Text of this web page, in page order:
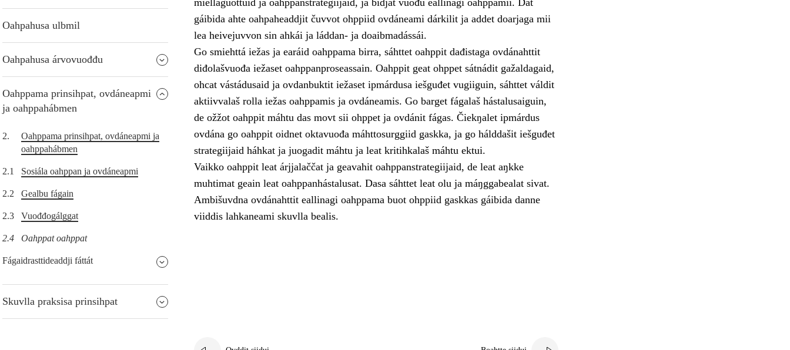
Oahpahusa ulbmil
Oahpahusa árvovuođđu
Oahppama prinsihpat, ovdáneapmi
ja oahppahábmen
2.
Oahppama prinsihpat, ovdáneapmi ja
oahppahábmen
2.1 Sosiála oahppan ja ovdáneapmi
2.2 Gealbu fágain
2.3 Vuođđogálggat
2.4 Oahppat oahppat
Fágaidrasttideaddji fáttát
Skuvlla praksisa prinsihpat
miellaguottuid ja oahppanstrategiijaid, ja bidjat vuođu eallinagi oahppamii. Dat
gáibida ahte oahpaheaddjit čuvvot ohppiid ovdáneami dárkilit ja addet doarjaga mii
lea heivejuvvon sin ahkái ja láddan- ja doaibmadássái.
Go smiehttá iežas ja earáid oahppama birra, sáhttet oahppit dađistaga ovdánahttit
diđolašvuođa iežaset oahppanproseassain. Oahppit geat ohppet sátnádit gažaldagaid,
ohcat vástádusaid ja ovdanbuktit iežaset ipmárdusa iešguđet vugiiguin, sáhttet váldit
aktiivvalaš rolla iežas oahppamis ja ovdáneamis. Go barget fágalaš hástalusaiguin,
de ožžot oahppit máhtu das movt sii ohppet ja ovdánit fágas. Čiekŋalet ipmárdus
ovdána go oahppit oidnet oktavuođa máhttosurggiid gaskka, ja go hálddašit iešguđet
strategiijaid háhkat ja juogadit máhtu ja leat kritihkalaš máhtu ektui.
Vaikko oahppit leat árjjalaččat ja geavahit oahppanstrategiijaid, de leat aŋkke
muhtimat geain leat oahppanhástalusat. Dasa sáhttet leat olu ja máŋggabealat sivat.
Ambišuvdna ovdánahttit eallinagi oahppama buot ohppiid gaskkas gáibida danne
viiddis lahkaneami skuvlla bealis.